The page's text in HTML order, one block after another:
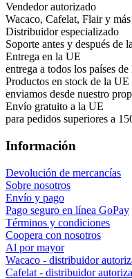
Vendedor autorizado
Wacaco, Cafelat, Flair y más
Distribuidor especializado
Soporte antes y después de
Entrega en la UE
entrega a todos los países
Productos en stock de la UE
enviamos desde nuestro
Envío gratuito a la UE
para pedidos superiores a
Información
Devolución de mercancías
Sobre nosotros
Envío y pago
Pago seguro en línea GoPay
Términos y condiciones
Coopera con nosotros
Al por mayor
Wacaco - distribuidor
Cafelat - distribuidor